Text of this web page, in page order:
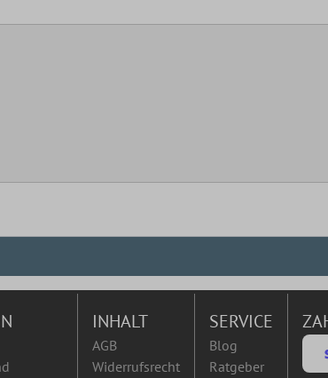
INHALT
AGB
Widerrufsrecht
SERVICE
Blog
Ratgeber